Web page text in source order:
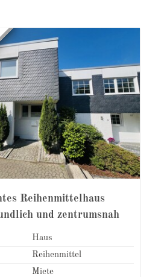
Reihenmittelhaus
und zentrumsnah
Haus
Reihenmittel
Miete